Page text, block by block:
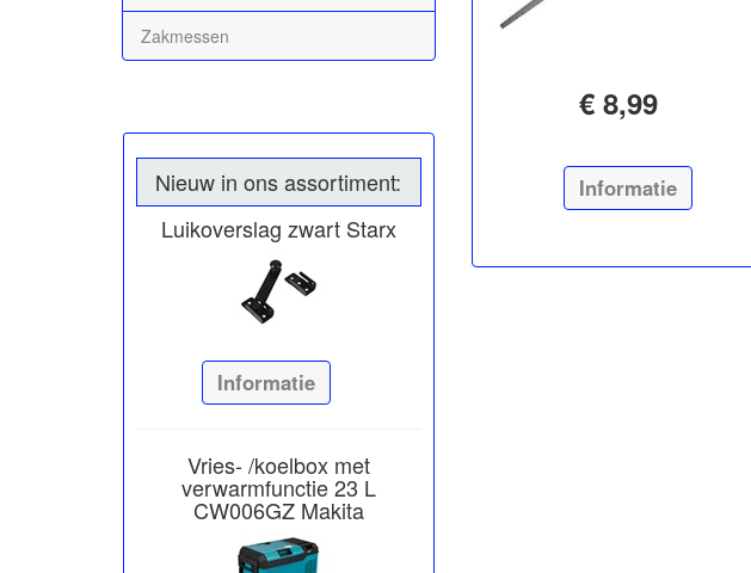
Zakmessen
Nieuw in ons assortiment:
Luikoverslag zwart Starx
Informatie
Vries- /koelbox met
verwarmfunctie 23 L
CW006GZ Makita
€ 8,99
Informatie